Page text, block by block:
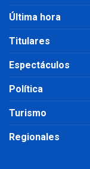
Última hora
Titulares
Espectáculos
Política
Turismo
Regionales